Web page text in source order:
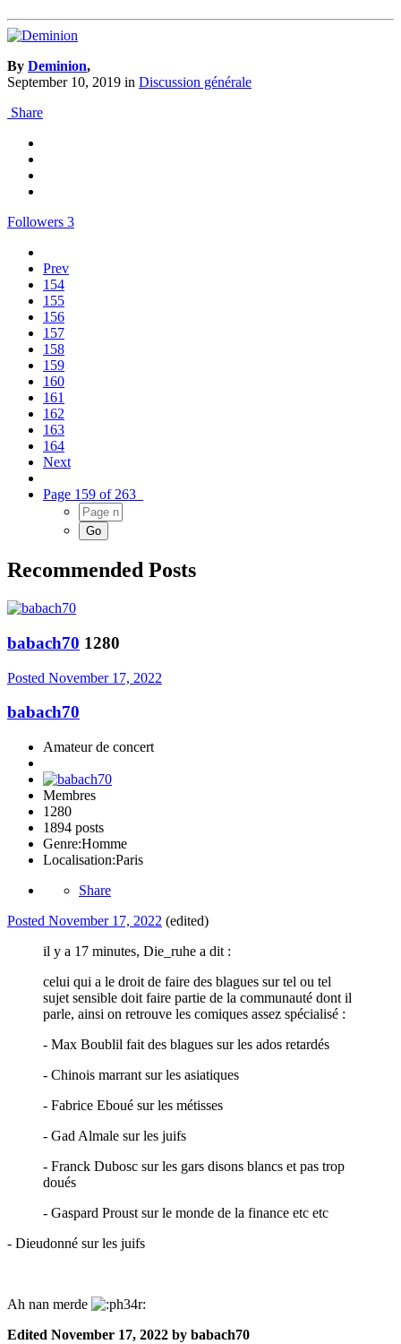
By Deminion,
September 10, 2019 in Discussion générale
Share
Followers 3
Prev
154
155
156
157
158
159
160
161
162
163
164
Next
Page 159 of 263
Recommended Posts
babach70 1280
Posted November 17, 2022
babach70
Amateur de concert
Membres
1280
1894 posts
Genre:Homme
Localisation:Paris
Share
Posted November 17, 2022 (edited)
il y a 17 minutes, Die_ruhe a dit :
celui qui a le droit de faire des blagues sur tel ou tel
sujet sensible doit faire partie de la communauté dont il
parle, ainsi on retrouve les comiques assez spécialisé :
- Max Boublil fait des blagues sur les ados retardés
- Chinois marrant sur les asiatiques
- Fabrice Eboué sur les métisses
- Gad Almale sur les juifs
- Franck Dubosc sur les gars disons blancs et pas trop
doués
- Gaspard Proust sur le monde de la finance etc etc
- Dieudonné sur les juifs
Ah nan merde
Edited November 17, 2022 by babach70